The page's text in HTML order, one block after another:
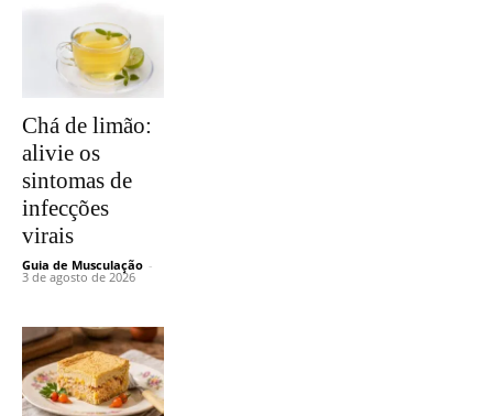
Chá de limão:
alivie os
sintomas de
infecções
virais
Guia de Musculação -
3 de agosto de 2026